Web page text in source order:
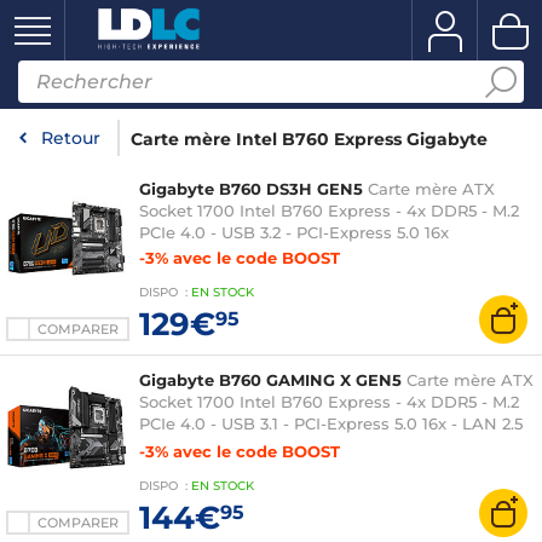
Retour Carte mère Intel B760 Express Gigabyte
COMPARER
Gigabyte B760 DS3H GEN5 Carte mère ATX
Socket 1700 Intel B760 Express - 4x DDR5 - M.2
PCIe 4.0 - USB 3.2 - PCI-Express 5.0 16x
-3% avec le code BOOST
DISPO : EN STOCK
129€95
COMPARER
Gigabyte B760 GAMING X GEN5 Carte mère ATX
Socket 1700 Intel B760 Express - 4x DDR5 - M.2
PCIe 4.0 - USB 3.1 - PCI-Express 5.0 16x - LAN 2.5
GbE
-3% avec le code BOOST
DISPO : EN STOCK
144€95